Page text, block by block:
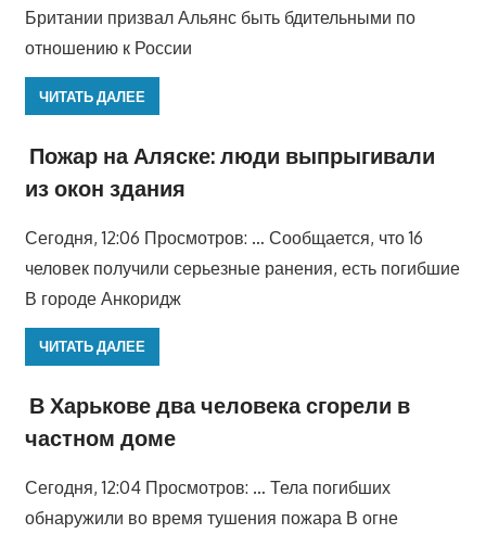
Британии призвал Альянс быть бдительными по
отношению к России
ЧИТАТЬ ДАЛЕЕ
Пожар на Аляске: люди выпрыгивали
из окон здания
Сегодня, 12:06 Просмотров: … Сообщается, что 16
человек получили серьезные ранения, есть погибшие
В городе Анкоридж
ЧИТАТЬ ДАЛЕЕ
В Харькове два человека сгорели в
частном доме
Сегодня, 12:04 Просмотров: … Тела погибших
обнаружили во время тушения пожара В огне